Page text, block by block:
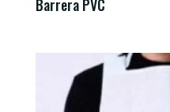
Barrera PVC